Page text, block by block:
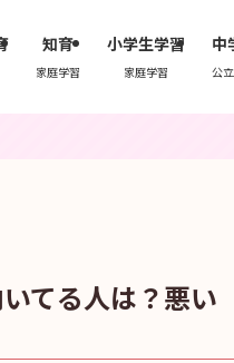
知育
家庭学習
小学生学習
家庭学習
中
公
てる人は？悪い